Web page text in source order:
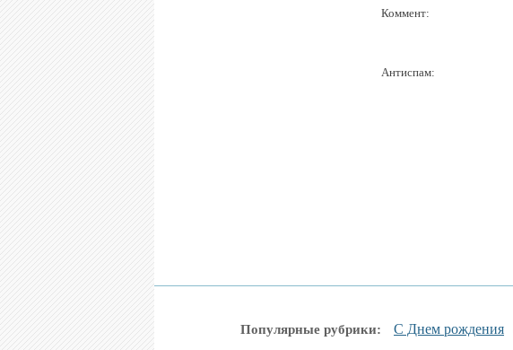
Коммент:
Антиспам:
Популярные рубрики: С Днем рождения